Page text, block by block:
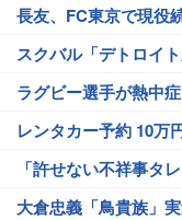
長友、FC東京で現役
スクバル「デトロイト
ラグビー選手が熱中
レンタカー予約 10万
「許せない不祥事タ
大倉忠義「鳥貴族」